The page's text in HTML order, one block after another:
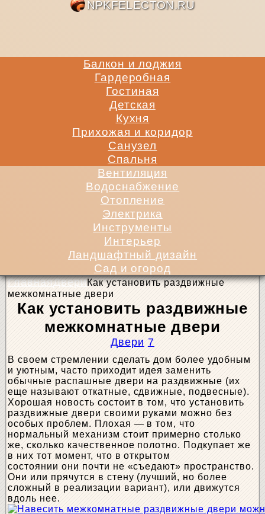
Балкон и лоджия
Гардеробная
Гостиная
Детская
Кухня
Прихожая и коридор
Санузел
Спальня
Вентиляция
Водоснабжение
Отопление
Электрика
Инструменты
Интерьер
Ландшафтный дизайн
Сад и огород
ГлавнаяДвериКак установить раздвижные
межкомнатные двери
Как установить раздвижные
межкомнатные двери
Двери 7
В своем стремлении сделать дом более удобным
и уютным, часто приходит идея заменить
обычные распашные двери на раздвижные (их
еще называют откатные, сдвижные, подвесные).
Хорошая новость состоит в том, что установить
раздвижные двери своими руками можно без
особых проблем. Плохая — в том, что
нормальный механизм стоит примерно столько
же, сколько качественное полотно. Подкупает же
в них тот момент, что в открытом
состоянии они почти не «съедают» пространство.
Они или прячутся в стену (лучший, но более
сложный в реализации вариант), или движутся
вдоль нее.